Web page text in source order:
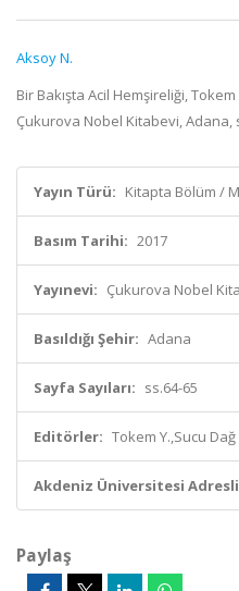
Aksoy N.
Bir Bakışta Acil Hemşireliği,
Çukurova Nobel Kitabevi, Adana,
Yayın Türü: Kitapta Bölüm /
Basım Tarihi: 2017
Yayınevi: Çukurova Nobel
Basıldığı Şehir: Adana
Sayfa Sayıları: ss.64-65
Editörler: Tokem Y.,Sucu
Akdeniz Üniversitesi
Paylaş